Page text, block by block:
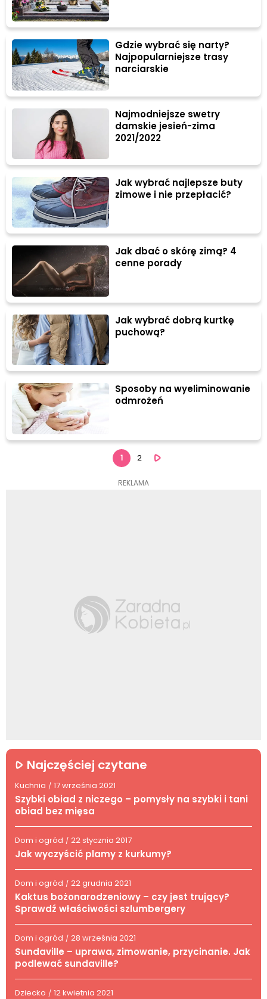
Gdzie wybrać się narty?
Najpopularniejsze trasy
narciarskie
Najmodniejsze swetry
damskie jesień-zima
2021/2022
Jak wybrać najlepsze buty
zimowe i nie przepłacić?
Jak dbać o skórę zimą? 4
cenne porady
Jak wybrać dobrą kurtkę
puchową?
Sposoby na wyeliminowanie
odmrożeń
1 2
REKLAMA
Najczęściej czytane
Kuchnia / 17 września 2021
Szybki obiad z niczego – pomysły na szybki i tani
obiad bez mięsa
Dom i ogród / 22 stycznia 2017
Jak wyczyścić plamy z kurkumy?
Dom i ogród / 22 grudnia 2021
Kaktus bożonarodzeniowy – czy jest trujący?
Sprawdź właściwości szlumbergery
Dom i ogród / 28 września 2021
Sundaville – uprawa, zimowanie, przycinanie. Jak
podlewać sundaville?
Dziecko / 12 kwietnia 2021